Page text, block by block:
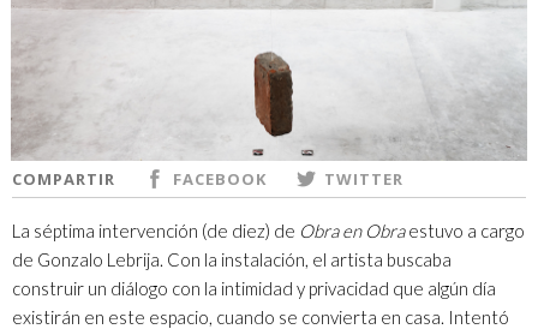
COMPARTIR FACEBOOK TWITTER
La séptima intervención (de diez) de Obra en Obraestuvo a cargo
de Gonzalo Lebrija. Con la instalación, el artista buscaba
construir un diálogo con la intimidad y privacidad que algún día
existirán en este espacio, cuando se convierta en casa. Intentó